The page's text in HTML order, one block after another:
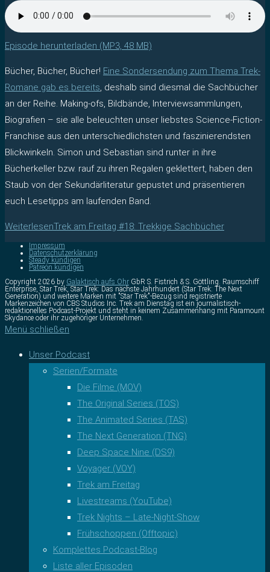
Episode herunterladen (MP3, 48 MB)
Bücher, Bücher, Bücher! Eine Sondersendung zum Thema Trek-
Romane gab es bereits, deshalb sind diesmal die Sachbücher
an der Reihe. Making-ofs, Bildbände, Interviewsammlungen,
Biografien – sie alle beleuchten unser liebstes Science-Fiction-
Franchise aus den unterschiedlichsten und faszinierendsten
Blickwinkeln. Simon und Sebastian sind runter in ihre
Bücherkeller bzw. rauf zu ihren Regalen geklettert, haben den
Staub von der Sekundärliteratur gepustet und präsentieren
euch Lesetipps am laufenden Band.
WeiterlesenTrek am Freitag #18: Trekkige Sachbücher
Impressum
Datenschutzerklärung
Steady kündigen
Patreon kündigen
Copyright 2026 by Galaktisch aufs Ohr GbR S. Fistrich & S. Göttling. Raumschiff
Enterprise, Star Trek, Star Trek: Das nächste Jahrhundert (Star Trek: The Next
Generation) und weitere Marken mit "Star Trek"-Bezug sind registrierte
Markenzeichen von CBS Studios Inc. Trek am Dienstag ist ein journalistisch-
redaktionelles Podcast-Projekt und steht in keinem Zusammenhang mit Paramount
Skydance oder ihr zugehöriger Unternehmen.
Menü schließen
Unser Podcast
Serien/Formate
Die Filme (MOV)
The Original Series (TOS)
The Animated Series (TAS)
The Next Generation (TNG)
Deep Space Nine (DS9)
Voyager (VOY)
Trek am Freitag
Livestreams (YouTube)
Trek Nights – Late-Night-Show
Frühschoppen (Offtopic)
Komplettes Podcast-Blog
Liste aller Episoden